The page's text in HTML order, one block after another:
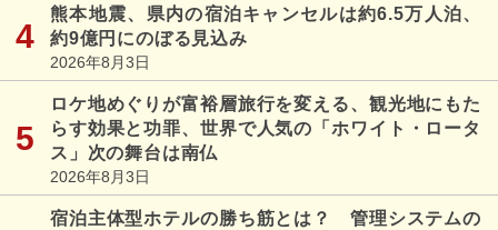
熊本地震、県内の宿泊キャンセルは約6.5万人泊、
約9億円にのぼる見込み
2026年8月3日
ロケ地めぐりが富裕層旅行を変える、観光地にもた
らす効果と功罪、世界で人気の「ホワイト・ロータ
ス」次の舞台は南仏
2026年8月3日
宿泊主体型ホテルの勝ち筋とは？ 管理システムの